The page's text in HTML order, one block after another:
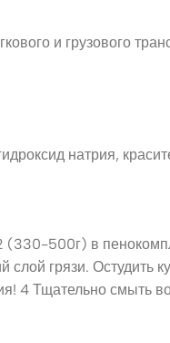
и грузового
натрия,
(330-500г) в
грязи. Остудить
4 Тщательно смыть